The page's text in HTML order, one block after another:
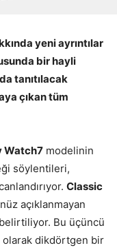
yeni ayrıntılar
bir hayli
tanıtılacak
çıkan tüm
Watch7 modelinin
söylentileri,
Classic
açıklanmayan
Bu üçüncü
olarak dikdörtgen bir